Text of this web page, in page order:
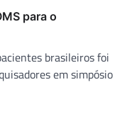
para o
brasileiros foi
em simpósio